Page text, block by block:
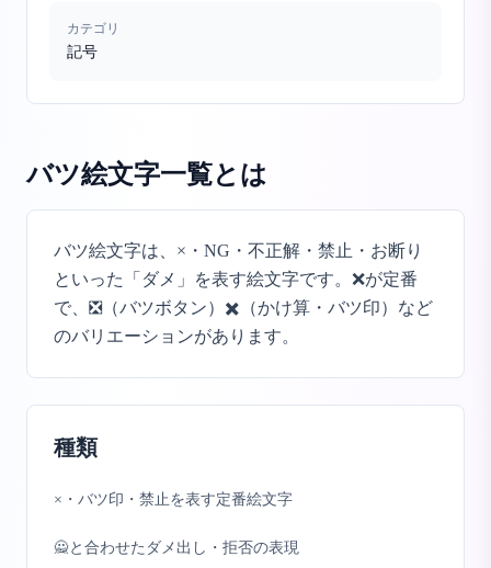
カテゴリ
記号
バツ絵文字一覧とは
バツ絵文字は、×・NG・不正解・禁止・お断り
といった「ダメ」を表す絵文字です。❌が定番
で、❎（バツボタン）✖️（かけ算・バツ印）など
のバリエーションがあります。
種類
×・バツ印・禁止を表す定番絵文字
🙅と合わせたダメ出し・拒否の表現